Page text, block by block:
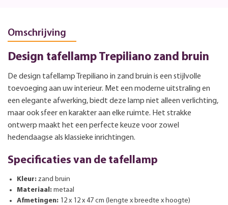
Omschrijving
Design tafellamp Trepiliano zand bruin
De design tafellamp Trepiliano in zand bruin is een stijlvolle
toevoeging aan uw interieur. Met een moderne uitstraling en
een elegante afwerking, biedt deze lamp niet alleen verlichting,
maar ook sfeer en karakter aan elke ruimte. Het strakke
ontwerp maakt het een perfecte keuze voor zowel
hedendaagse als klassieke inrichtingen.
Specificaties van de tafellamp
Kleur: zand bruin
Materiaal: metaal
Afmetingen: 12 x 12 x 47 cm (lengte x breedte x hoogte)